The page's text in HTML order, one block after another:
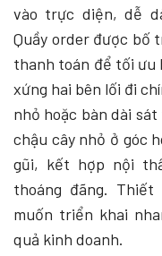
vào trực diện, dễ
Quầy order được bố
thanh toán để tối ưu
xứng hai bên lối đi
nhỏ hoặc bàn dài
chậu cây nhỏ ở góc
gũi, kết hợp nội
thoáng đãng.
muốn triển khai
quả kinh doanh.